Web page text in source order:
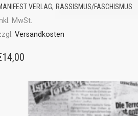
VERLAG, RASSISMUS/FASCHISMUS
MwSt.
Versandkosten
14,00